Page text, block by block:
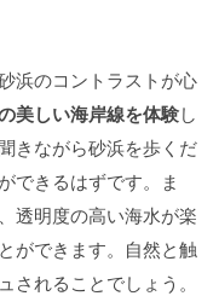
浜のコントラストが心
美しい海岸線を体験し
きながら砂浜を歩くだ
できるはずです。ま
透明度の高い海水が楽
ができます。自然と触
れることでしょう。